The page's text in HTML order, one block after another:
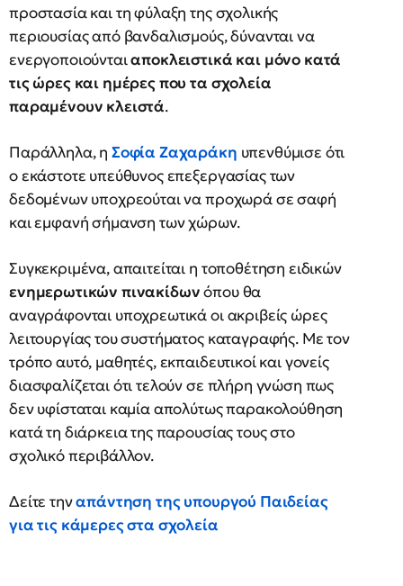
προστασία και τη φύλαξη της σχολικής
περιουσίας από βανδαλισμούς, δύνανται να
ενεργοποιούνταιαποκλειστικά και μόνο κατά
τις ώρες και ημέρες που τα σχολεία
παραμένουν κλειστά.
Παράλληλα, η Σοφία Ζαχαράκη υπενθύμισε ότι
ο εκάστοτε υπεύθυνος επεξεργασίας των
δεδομένων υποχρεούται να προχωρά σε σαφή
και εμφανή σήμανση των χώρων.
Συγκεκριμένα, απαιτείται η τοποθέτηση ειδικών
ενημερωτικών πινακίδωνόπου θα
αναγράφονται υποχρεωτικά οι ακριβείς ώρες
λειτουργίας του συστήματος καταγραφής. Με τον
τρόπο αυτό, μαθητές, εκπαιδευτικοί και γονείς
διασφαλίζεται ότι τελούν σε πλήρη γνώση πως
δεν υφίσταται καμία απολύτως παρακολούθηση
κατά τη διάρκεια της παρουσίας τους στο
σχολικό περιβάλλον.
Δείτε τηναπάντηση της υπουργού Παιδείας
για τις κάμερες στα σχολεία